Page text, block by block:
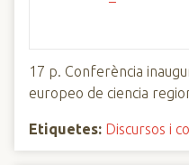
17 p. Conferència
europeo de ciencia
Etiquetes: Discursos i